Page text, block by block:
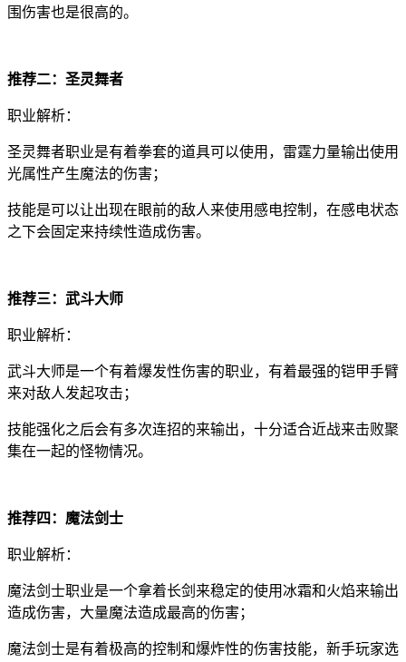
围伤害也是很高的。
推荐二：圣灵舞者
职业解析：
圣灵舞者职业是有着拳套的道具可以使用，雷霆力量输出使用
光属性产生魔法的伤害；
技能是可以让出现在眼前的敌人来使用感电控制，在感电状态
之下会固定来持续性造成伤害。
推荐三：武斗大师
职业解析：
武斗大师是一个有着爆发性伤害的职业，有着最强的铠甲手臂
来对敌人发起攻击；
技能强化之后会有多次连招的来输出，十分适合近战来击败聚
集在一起的怪物情况。
推荐四：魔法剑士
职业解析：
魔法剑士职业是一个拿着长剑来稳定的使用冰霜和火焰来输出
造成伤害，大量魔法造成最高的伤害；
魔法剑士是有着极高的控制和爆炸性的伤害技能，新手玩家选